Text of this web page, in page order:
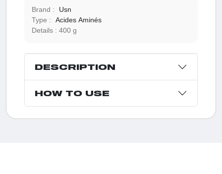
Brand :
Usn
Type :
Acides Aminés
Details :
400 g
DESCRIPTION
HOW TO USE